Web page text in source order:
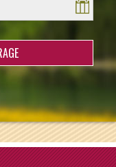
2
7 8 9
14 15 16
22
28 29 30
4 5 6
Fr
31 1
7 8 9
14 15 16
21 22 23